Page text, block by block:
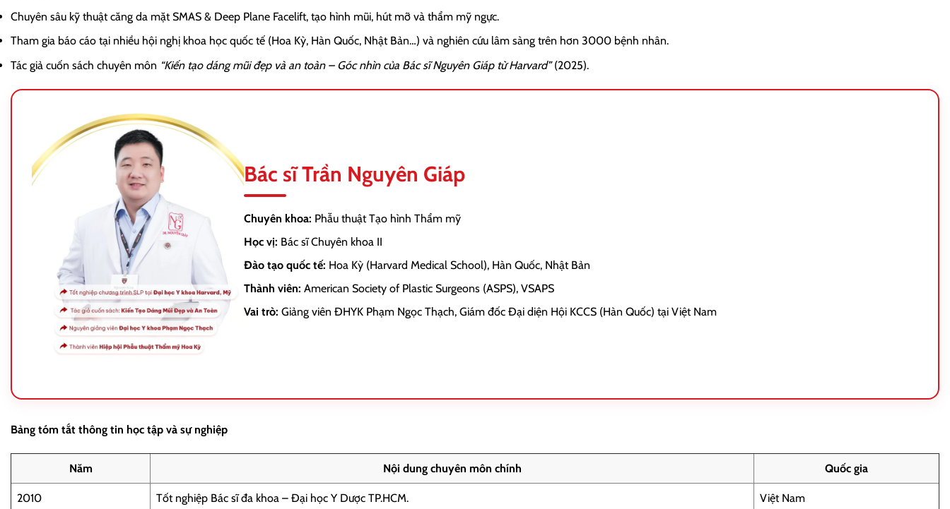
Chuyên sâu kỹ thuật căng da mặt SMAS & Deep Plane Facelift, tạo hình mũi, hút mỡ và thẩm mỹ ngực.
Tham gia báo cáo tại nhiều hội nghị khoa học quốc tế (Hoa Kỳ, Hàn Quốc, Nhật Bản…) và nghiên cứu lâm sàng trên hơn 3000 bệnh nhân.
Tác giả cuốn sách chuyên môn “Kiến tạo dáng mũi đẹp và an toàn – Góc nhìn của Bác sĩ Nguyên Giáp từ Harvard”(2025).
Bác sĩ Trần Nguyên Giáp
Chuyên khoa: Phẫu thuật Tạo hình Thẩm mỹ
Học vị: Bác sĩ Chuyên khoa II
Đào tạo quốc tế: Hoa Kỳ (Harvard Medical School), Hàn Quốc, Nhật Bản
Thành viên: American Society of Plastic Surgeons (ASPS), VSAPS
Vai trò: Giảng viên ĐHYK Phạm Ngọc Thạch, Giám đốc Đại diện Hội KCCS (Hàn Quốc) tại Việt Nam
Bảng tóm tắt thông tin học tập và sự nghiệp
Năm Nội dung chuyên môn chính Quốc gia
2010 Tốt nghiệp Bác sĩ đa khoa – Đại học Y Dược TP.HCM. Việt Nam